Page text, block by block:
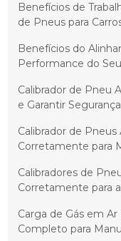
Benefícios de
de Pneus para
Benefícios do
Performance do
Calibrador de Pneu
e Garantir
Calibrador de
Corretamente para
Calibradores de
Corretamente para
Carga de Gás em
Completo para